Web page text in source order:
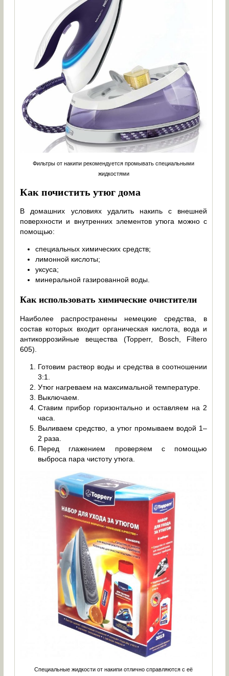
Фильтры от накипи рекомендуется промывать специальными
жидкостями
Как почистить утюг дома
В домашних условиях удалить накипь с внешней
поверхности и внутренних элементов утюга можно с
помощью:
специальных химических средств;
лимонной кислоты;
уксуса;
минеральной газированной воды.
Как использовать химические очистители
Наиболее распространены немецкие средства, в
состав которых входит органическая кислота, вода и
антикоррозийные вещества (Topperr, Bosch, Filtero
605).
Готовим раствор воды и средства в соотношении
3:1.
Утюг нагреваем на максимальной температуре.
Выключаем.
Ставим прибор горизонтально и оставляем на 2
часа.
Выливаем средство, а утюг промываем водой 1–
2 раза.
Перед глажением проверяем с помощью
выброса пара чистоту утюга.
Специальные жидкости от накипи отлично справляются с её